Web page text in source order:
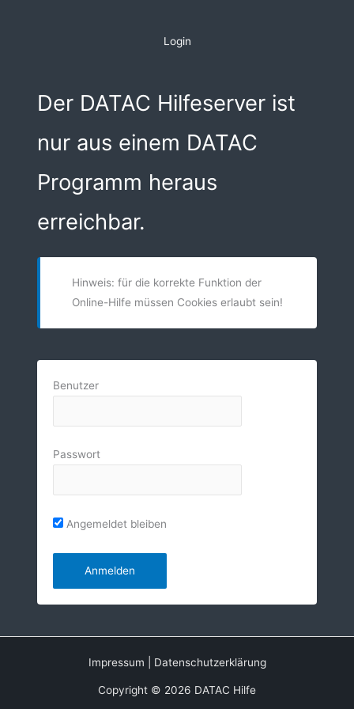
Login
Der DATAC Hilfeserver ist
nur aus einem DATAC
Programm heraus
erreichbar.
Hinweis: für die korrekte Funktion der
Online-Hilfe müssen Cookies erlaubt sein!
Benutzer
Passwort
Angemeldet bleiben
Impressum Datenschutzerklärung
Copyright © 2026 DATAC Hilfe